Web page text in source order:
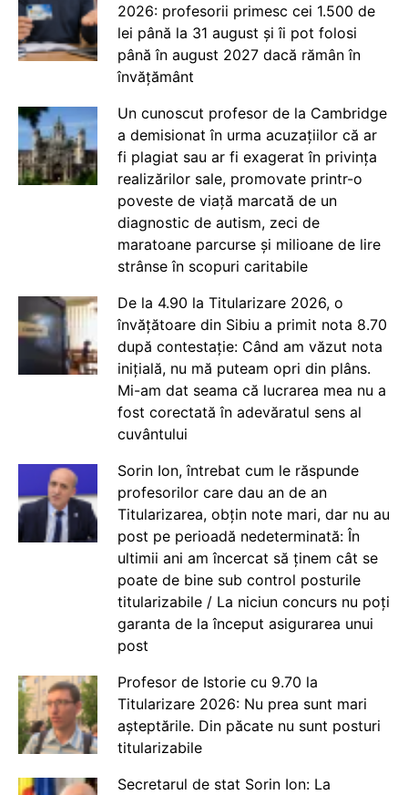
2026: profesorii primesc cei 1.500 de
lei până la 31 august și îi pot folosi
până în august 2027 dacă rămân în
învățământ
Un cunoscut profesor de la Cambridge
a demisionat în urma acuzațiilor că ar
fi plagiat sau ar fi exagerat în privința
realizărilor sale, promovate printr-o
poveste de viață marcată de un
diagnostic de autism, zeci de
maratoane parcurse și milioane de lire
strânse în scopuri caritabile
De la 4.90 la Titularizare 2026, o
învățătoare din Sibiu a primit nota 8.70
după contestație: Când am văzut nota
inițială, nu mă puteam opri din plâns.
Mi-am dat seama că lucrarea mea nu a
fost corectată în adevăratul sens al
cuvântului
Sorin Ion, întrebat cum le răspunde
profesorilor care dau an de an
Titularizarea, obțin note mari, dar nu au
post pe perioadă nedeterminată: În
ultimii ani am încercat să ținem cât se
poate de bine sub control posturile
titularizabile / La niciun concurs nu poți
garanta de la început asigurarea unui
post
Profesor de Istorie cu 9.70 la
Titularizare 2026: Nu prea sunt mari
așteptările. Din păcate nu sunt posturi
titularizabile
Secretarul de stat Sorin Ion: La